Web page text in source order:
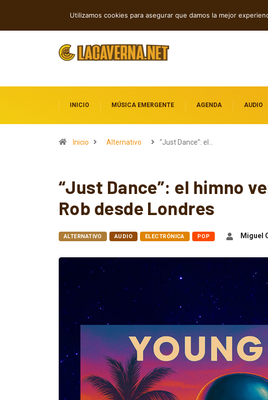
INICIO MÚSICA EMERGENTE AGENDA AUDIO
Inicio Alternativo “Just Dance”: el…
“Just Dance”: el himno
Rob desde Londres
ALTERNATIVO AUDIO ELECTRÓNICA POP Miguel
Utilizamos cookies para asegurar que damos la mejor